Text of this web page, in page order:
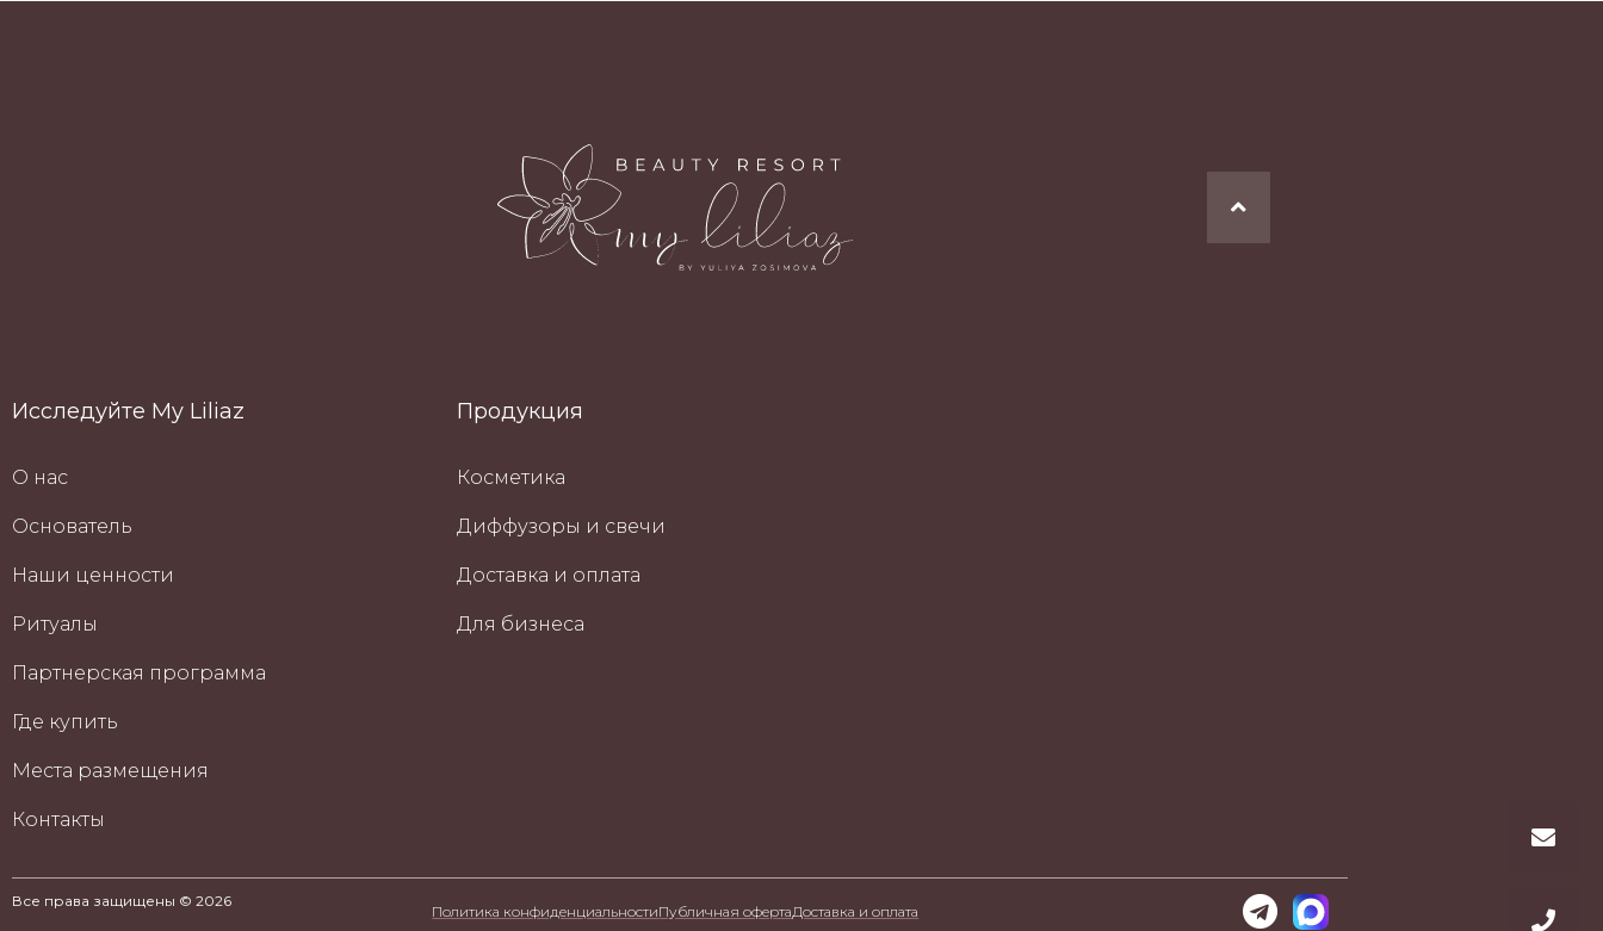
Исследуйте My Liliaz
О нас
Основатель
Наши ценности
Ритуалы
Партнерская программа
Где купить
Места размещения
Контакты
Продукция
Косметика
Диффузоры и свечи
Доставка и оплата
Для бизнеса
Все права защищены © 2026
Политика конфиденциальностиПубличная офертаДоставка и оплата